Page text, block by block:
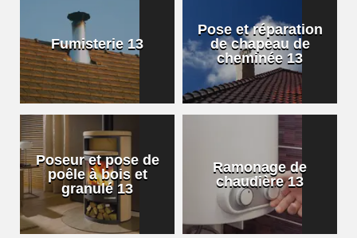
Fumisterie 13
Pose et réparation
de chapeau de
cheminée 13
Poseur et pose de
poêle à bois et
granulé 13
Ramonage de
chaudière 13